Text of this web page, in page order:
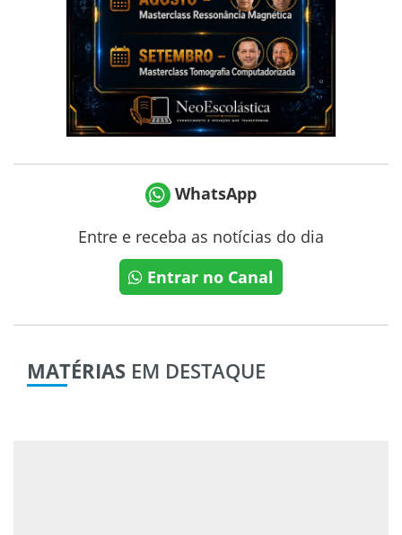
WhatsApp
Entre e receba as notícias do dia
Entrar no Canal
MATÉRIAS EM DESTAQUE